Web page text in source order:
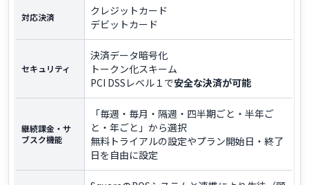
対応決済
クレジットカード
デビットカード
セキュリティ
決済データ暗号化
トークン化スキーム
PCI DSSレベル１で安全な決済が可能
継続課金・サ
ブスク機能
「毎週・毎月・隔週・四半期ごと・半年ご
と・年ごと」から選択
無料トライアルの設定やプラン開始日・終了
日を自由に設定